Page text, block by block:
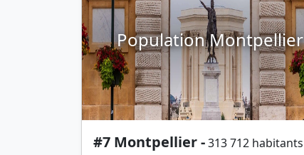
Population Montpellier
#7 Montpellier -313 712 habitants